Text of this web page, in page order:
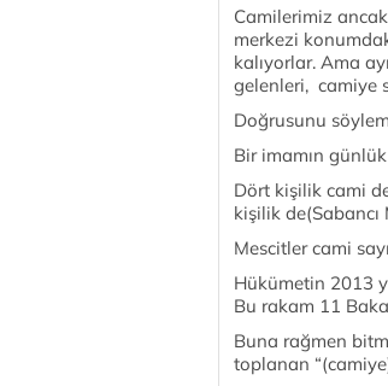
Camilerimiz
merkezi
kalıyorlar. Ama
gelenleri, camiye
Doğrusunu
Bir imamın
Dört kişilik cami
kişilik
Mescitler cami
Hükümetin 2013
Bu rakam 11
Buna rağmen
toplanan